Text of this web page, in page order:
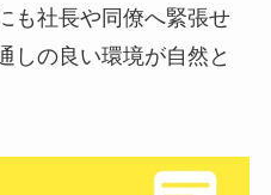
も社長や同僚へ緊張せ
しの良い環境が自然と